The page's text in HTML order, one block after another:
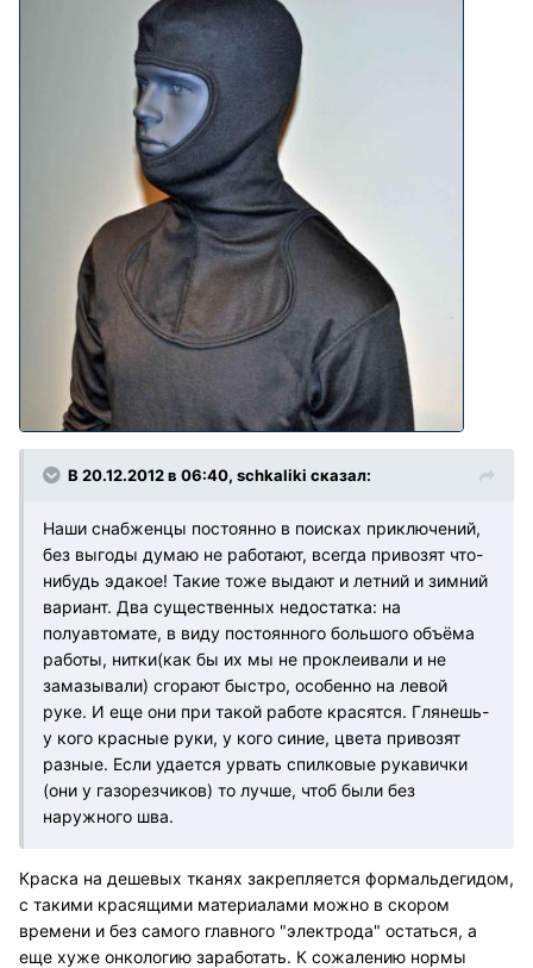
В 20.12.2012 в 06:40, schkaliki сказал:
Наши снабженцы постоянно в поисках приключений,
без выгоды думаю не работают, всегда привозят что-
нибудь эдакое! Такие тоже выдают и летний и зимний
вариант. Два существенных недостатка: на
полуавтомате, в виду постоянного большого объёма
работы, нитки(как бы их мы не проклеивали и не
замазывали) сгорают быстро, особенно на левой
руке. И еще они при такой работе красятся. Глянешь-
у кого красные руки, у кого синие, цвета привозят
разные. Если удается урвать спилковые рукавички
(они у газорезчиков) то лучше, чтоб были без
наружного шва.
Краска на дешевых тканях закрепляется формальдегидом,
с такими красящими материалами можно в скором
времени и без самого главного "электрода" остаться, а
еще хуже онкологию заработать. К сожалению нормы